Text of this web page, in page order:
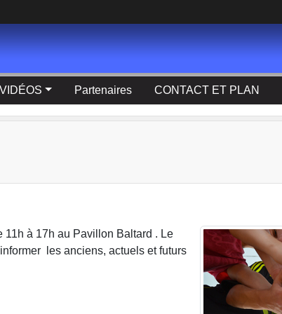
Partenaires CONTACT ET PLAN
11h à 17h au Pavillon Baltard . Le
les anciens, actuels et futurs